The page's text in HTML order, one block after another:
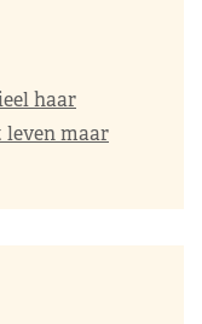
haar
leven maar